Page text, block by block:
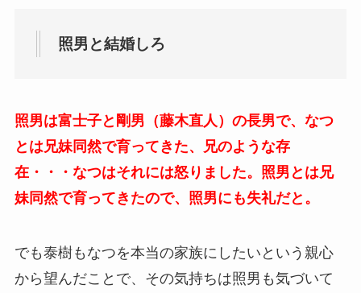
照男と結婚しろ
照男は富士子と剛男（藤木直人）の長男で、なつ
とは兄妹同然で育ってきた、兄のような存
在・・・なつはそれには怒りました。照男とは兄
妹同然で育ってきたので、照男にも失礼だと。
でも泰樹もなつを本当の家族にしたいという親心
から望んだことで、その気持ちは照男も気づいて